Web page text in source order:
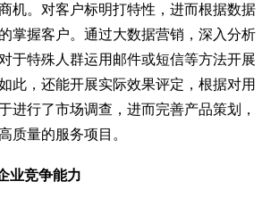
机。对客户标明打特性，进而根据数据
掌握客户。通过大数据营销，深入分析
于特殊人群运用邮件或短信等方法开展
此，还能开展实际效果评定，根据对用
进行了市场调查，进而完善产品策划，
质量的服务项目。
业竞争能力